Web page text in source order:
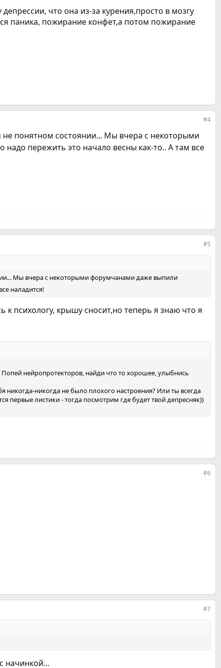
что она из-за курения,просто в мозгу
паника, пожирание конфет,а потом пожирание
#4
не понятном состоянии... Мы вчера с некоторыми
надо пережить это начало весны как-то.. А там все
#5
Мы вчера с некоторыми форумчанами даже выпили
наладится!
к психологу, крышу сносит,но теперь я знаю что я
нейропротекторов, найди что то хорошее, улыбнись
никогда-никогда не было плохого настроения? Или ты всегда
первые листики - тогда посмотрим где будет твой депресняк))
#6
#7
начинкой...